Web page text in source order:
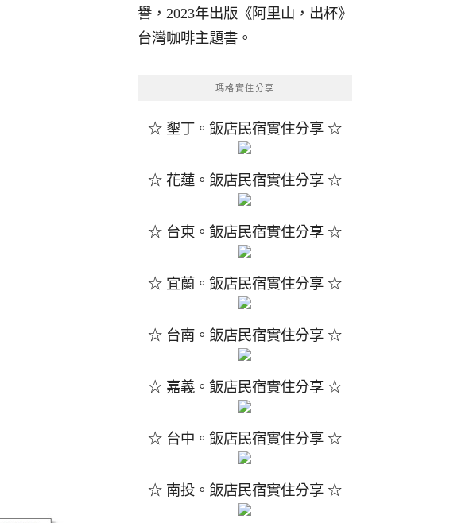
譽，2023年出版《阿里山，出杯》
台灣咖啡主題書。
瑪格實住分享
☆ 墾丁。飯店民宿實住分享 ☆
☆ 花蓮。飯店民宿實住分享 ☆
☆ 台東。飯店民宿實住分享 ☆
☆ 宜蘭。飯店民宿實住分享 ☆
☆ 台南。飯店民宿實住分享 ☆
☆ 嘉義。飯店民宿實住分享 ☆
☆ 台中。飯店民宿實住分享 ☆
☆ 南投。飯店民宿實住分享 ☆